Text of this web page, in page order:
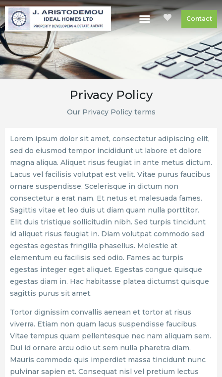
Contact
Privacy Policy
Our Privacy Policy terms
Lorem ipsum dolor sit amet, consectetur adipiscing elit,
sed do eiusmod tempor incididunt ut labore et dolore
magna aliqua. Aliquet risus feugiat in ante metus dictum.
Lacus vel facilisis volutpat est velit. Vitae purus faucibus
ornare suspendisse. Scelerisque in dictum non
consectetur a erat nam. Et netus et malesuada fames.
Sagittis vitae et leo duis ut diam quam nulla porttitor.
Elit duis tristique sollicitudin nibh. Sed turpis tincidunt
id aliquet risus feugiat in. Diam volutpat commodo sed
egestas egestas fringilla phasellus. Molestie at
elementum eu facilisis sed odio. Fames ac turpis
egestas integer eget aliquet. Egestas congue quisque
egestas diam in. Hac habitasse platea dictumst quisque
sagittis purus sit amet.
Tortor dignissim convallis aenean et tortor at risus
viverra. Etiam non quam lacus suspendisse faucibus.
Vitae tempus quam pellentesque nec nam aliquam sem.
Dui id ornare arcu odio ut sem nulla pharetra diam.
Mauris commodo quis imperdiet massa tincidunt nunc
pulvinar sapien et. Consequat nisl vel pretium lectus